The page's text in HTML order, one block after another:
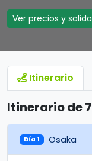
Ver precios y
Itinerario
Itinerario de
Día 1 Osaka